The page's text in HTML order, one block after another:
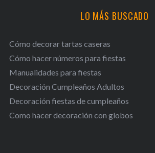
LO MÁS BUSCADO
Cómo decorar tartas caseras
Cómo hacer números para fiestas
Manualidades para fiestas
Decoración Cumpleaños Adultos
Decoración fiestas de cumpleaños
Como hacer decoración con globos